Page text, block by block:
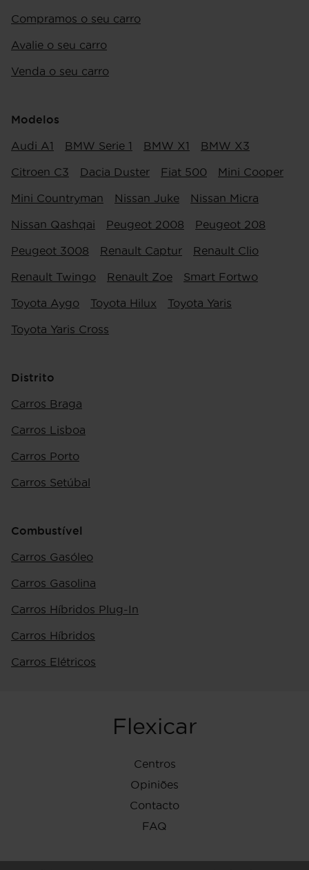
Compramos o seu carro
Avalie o seu carro
Venda o seu carro
Modelos
Audi A1 BMW Serie 1 BMW X1 BMW X3
Citroen C3 Dacia Duster Fiat 500 Mini Cooper
Mini Countryman Nissan Juke Nissan Micra
Nissan Qashqai Peugeot 2008 Peugeot 208
Peugeot 3008 Renault Captur Renault Clio
Renault Twingo Renault Zoe Smart Fortwo
Toyota Aygo Toyota Hilux Toyota Yaris
Toyota Yaris Cross
Distrito
Carros Braga
Carros Lisboa
Carros Porto
Carros Setúbal
Combustível
Carros Gasóleo
Carros Gasolina
Carros Híbridos Plug-In
Carros Híbridos
Carros Elétricos
Flexicar
Centros
Opiniões
Contacto
FAQ